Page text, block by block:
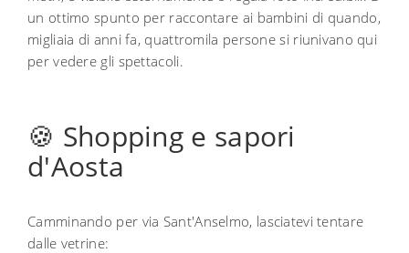
un ottimo spunto per raccontare ai bambini di quando,
migliaia di anni fa, quattromila persone si riunivano qui
per vedere gli spettacoli.
🍪 Shopping e sapori
d'Aosta
Camminando per via Sant'Anselmo, lasciatevi tentare
dalle vetrine: